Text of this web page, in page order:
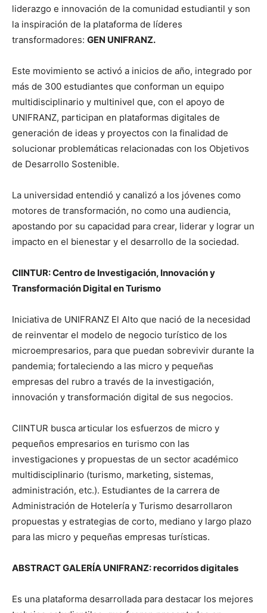
liderazgo e innovación de la comunidad estudiantil y son
la inspiración de la plataforma de líderes
transformadores: GEN UNIFRANZ.
Este movimiento se activó a inicios de año, integrado por
más de 300 estudiantes que conforman un equipo
multidisciplinario y multinivel que, con el apoyo de
UNIFRANZ, participan en plataformas digitales de
generación de ideas y proyectos con la finalidad de
solucionar problemáticas relacionadas con los Objetivos
de Desarrollo Sostenible.
La universidad entendió y canalizó a los jóvenes como
motores de transformación, no como una audiencia,
apostando por su capacidad para crear, liderar y lograr un
impacto en el bienestar y el desarrollo de la sociedad.
CIINTUR: Centro de Investigación, Innovación y
Transformación Digital en Turismo
Iniciativa de UNIFRANZ El Alto que nació de la necesidad
de reinventar el modelo de negocio turístico de los
microempresarios, para que puedan sobrevivir durante la
pandemia; fortaleciendo a las micro y pequeñas
empresas del rubro a través de la investigación,
innovación y transformación digital de sus negocios.
CIINTUR busca articular los esfuerzos de micro y
pequeños empresarios en turismo con las
investigaciones y propuestas de un sector académico
multidisciplinario (turismo, marketing, sistemas,
administración, etc.). Estudiantes de la carrera de
Administración de Hotelería y Turismo desarrollaron
propuestas y estrategias de corto, mediano y largo plazo
para las micro y pequeñas empresas turísticas.
ABSTRACT GALERÍA UNIFRANZ: recorridos digitales
Es una plataforma desarrollada para destacar los mejores